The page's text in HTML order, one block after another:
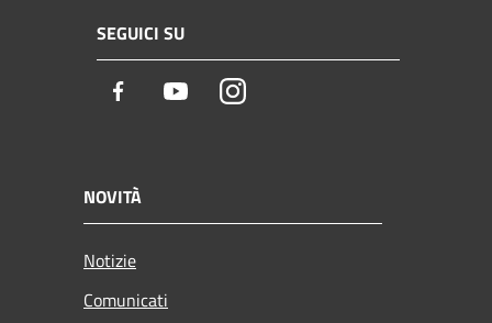
SEGUICI SU
Facebook YoutubeInstagram
NOVITÀ
Notizie
Comunicati